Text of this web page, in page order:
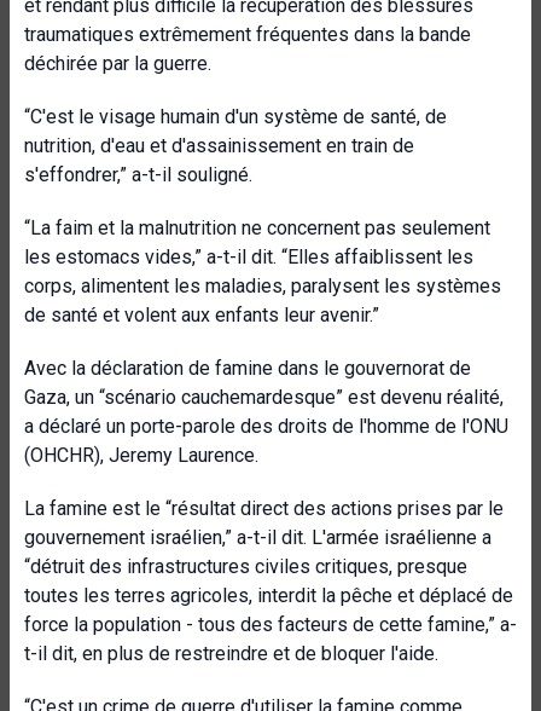
et rendant plus difficile la récupération des blessures
traumatiques extrêmement fréquentes dans la bande
déchirée par la guerre.
“C'est le visage humain d'un système de santé, de
nutrition, d'eau et d'assainissement en train de
s'effondrer,” a-t-il souligné.
“La faim et la malnutrition ne concernent pas seulement
les estomacs vides,” a-t-il dit. “Elles affaiblissent les
corps, alimentent les maladies, paralysent les systèmes
de santé et volent aux enfants leur avenir.”
Avec la déclaration de famine dans le gouvernorat de
Gaza, un “scénario cauchemardesque” est devenu réalité,
a déclaré un porte-parole des droits de l'homme de l'ONU
(OHCHR), Jeremy Laurence.
La famine est le “résultat direct des actions prises par le
gouvernement israélien,” a-t-il dit. L'armée israélienne a
“détruit des infrastructures civiles critiques, presque
toutes les terres agricoles, interdit la pêche et déplacé de
force la population - tous des facteurs de cette famine,” a-
t-il dit, en plus de restreindre et de bloquer l'aide.